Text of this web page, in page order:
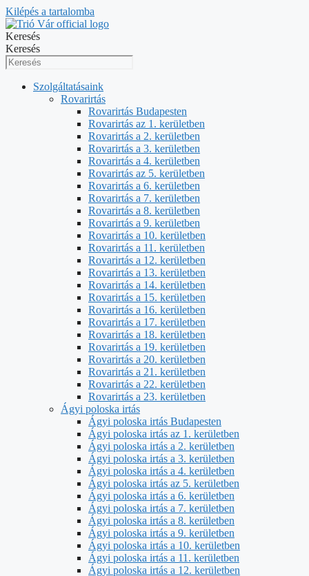
Kilépés a tartalomba
Keresés
Keresés
Szolgáltatásaink
Rovarirtás
Rovarirtás Budapesten
Rovarirtás az 1. kerületben
Rovarirtás a 2. kerületben
Rovarirtás a 3. kerületben
Rovarirtás a 4. kerületben
Rovarirtás az 5. kerületben
Rovarirtás a 6. kerületben
Rovarirtás a 7. kerületben
Rovarirtás a 8. kerületben
Rovarirtás a 9. kerületben
Rovarirtás a 10. kerületben
Rovarirtás a 11. kerületben
Rovarirtás a 12. kerületben
Rovarirtás a 13. kerületben
Rovarirtás a 14. kerületben
Rovarirtás a 15. kerületben
Rovarirtás a 16. kerületben
Rovarirtás a 17. kerületben
Rovarirtás a 18. kerületben
Rovarirtás a 19. kerületben
Rovarirtás a 20. kerületben
Rovarirtás a 21. kerületben
Rovarirtás a 22. kerületben
Rovarirtás a 23. kerületben
Ágyi poloska irtás
Ágyi poloska irtás Budapesten
Ágyi poloska irtás az 1. kerületben
Ágyi poloska irtás a 2. kerületben
Ágyi poloska irtás a 3. kerületben
Ágyi poloska irtás a 4. kerületben
Ágyi poloska irtás az 5. kerületben
Ágyi poloska irtás a 6. kerületben
Ágyi poloska irtás a 7. kerületben
Ágyi poloska irtás a 8. kerületben
Ágyi poloska irtás a 9. kerületben
Ágyi poloska irtás a 10. kerületben
Ágyi poloska irtás a 11. kerületben
Ágyi poloska irtás a 12. kerületben